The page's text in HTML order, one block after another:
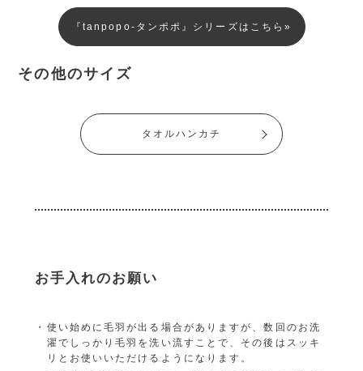
『tanpopo-タンポポ』シリーズはこちら»
その他のサイズ
タオルハンカチ
お手入れのお願い
使い始めに毛羽が出る場合がありますが、数回のお洗
濯でしっかり毛羽を洗い流すことで、その後はスッキ
リとお使いいただけるようになります。